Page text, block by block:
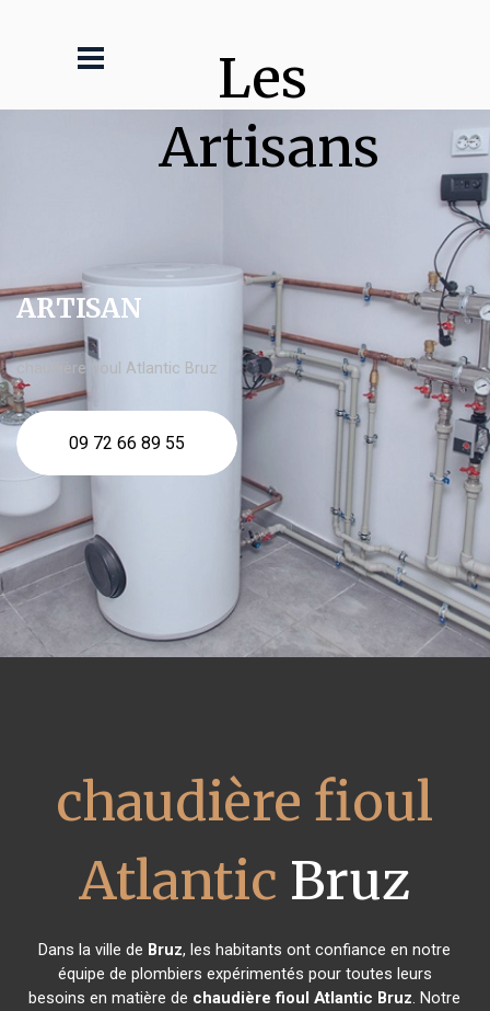
Les
Artisans
ARTISAN
chaudière fioul Atlantic Bruz
09 72 66 89 55
chaudière fioul
Atlantic Bruz
Dans la ville de Bruz, les habitants ont confiance en notre
équipe de plombiers expérimentés pour toutes leurs
besoins en matière de chaudière fioul Atlantic Bruz. Notre